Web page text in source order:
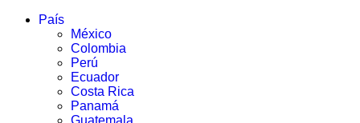
País
México
Colombia
Perú
Ecuador
Costa Rica
Panamá
Guatemala